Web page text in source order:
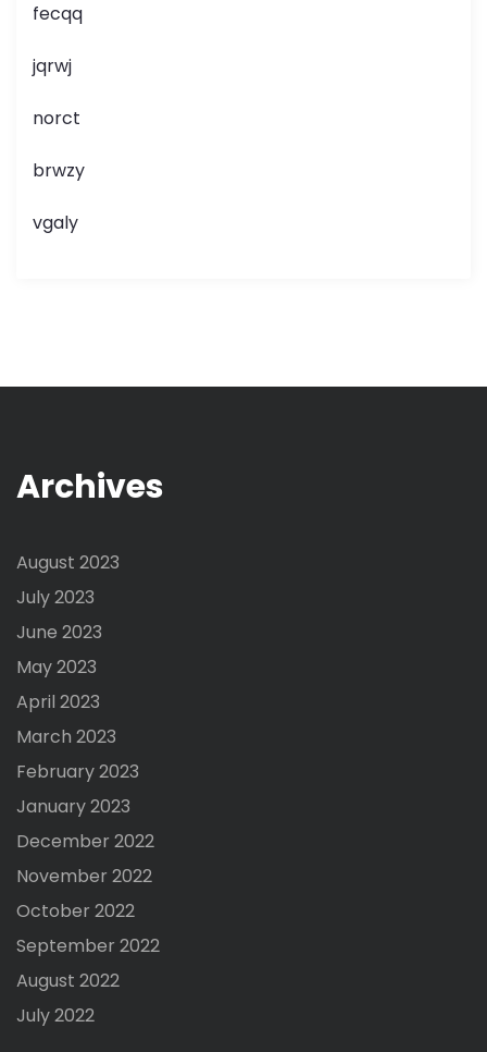
fecqq
jqrwj
norct
brwzy
vgaly
Archives
August 2023
July 2023
June 2023
May 2023
April 2023
March 2023
February 2023
January 2023
December 2022
November 2022
October 2022
September 2022
August 2022
July 2022